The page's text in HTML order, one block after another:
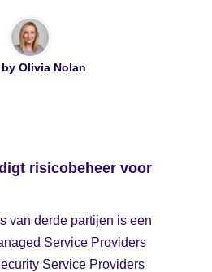
Olivia Nolan
risicobeheer voor
van derde partijen is een
Service Providers
Service Providers